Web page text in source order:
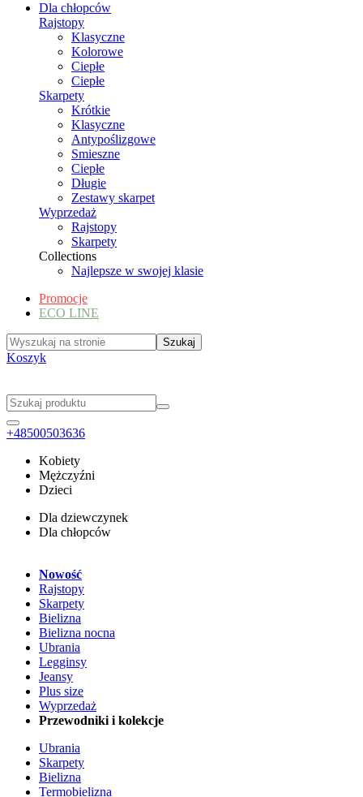
Dla chłopców
Rajstopy
Klasyczne
Kolorowe
Ciepłe
Ciepłe
Skarpety
Krótkie
Klasyczne
Antypoślizgowe
Smieszne
Ciepłe
Długie
Zestawy skarpet
Wyprzedaż
Rajstopy
Skarpety
Collections
Najlepsze w swojej klasie
Promocje
ECO LINE
Koszyk
+48500503636
Kobiety
Mężczyźni
Dzieci
Dla dziewczynek
Dla chłopców
Nowość
Rajstopy
Skarpety
Bielizna
Bielizna nocna
Ubrania
Legginsy
Jeansy
Plus size
Wyprzedaż
Przewodniki i kolekcje
Ubrania
Skarpety
Bielizna
Termobielizna